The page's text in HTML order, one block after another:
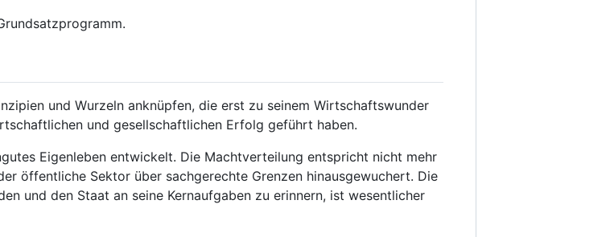
und Wurzeln anknüpfen, die erst zu seinem Wirtschaftswunder
und gesellschaftlichen Erfolg geführt haben.
Eigenleben entwickelt. Die Machtverteilung entspricht nicht mehr
öffentliche Sektor über sachgerechte Grenzen hinausgewuchert. Die
und den Staat an seine Kernaufgaben zu erinnern, ist wesentlicher